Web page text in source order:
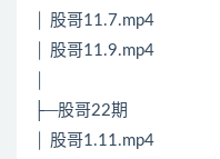
│ 股哥11.7.mp4
│ 股哥11.9.mp4
├─股哥22期
│ 股哥1.11.mp4